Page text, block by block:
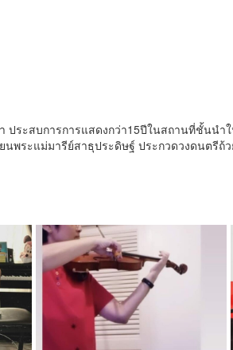
ประสบการการแสดงกว่า15ปีในสถานที่ชั้นนำ
นพระแม่มารีย์สาธุประดิษฐ์ ประกวดวงดนตรีถ้